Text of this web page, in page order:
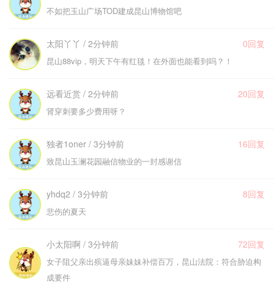
不如把玉山广场TOD建成昆山博物馆吧
太阳丫丫 / 2分钟前 0回复
昆山88vip，明天下午有红毯！在外面也能看到吗？！
远看近赏 / 2分钟前 20回复
肾穿刺要多少费用呀？
独者1oner / 3分钟前 16回复
致昆山玉澜花园融信物业的一封感谢信
yhdq2 / 3分钟前 8回复
悲伤的夏天
小太阳啊 / 3分钟前 72回复
女子阻父亲出殡逼母亲妹妹补偿百万，昆山法院：符合胁迫构
成要件